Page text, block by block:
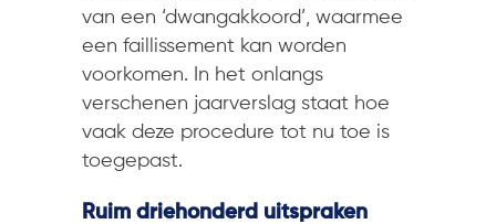
van een ‘dwangakkoord’, waarmee
een faillissement kan worden
voorkomen. In het onlangs
verschenen jaarverslag staat hoe
vaak deze procedure tot nu toe is
toegepast.
Ruim driehonderd uitspraken